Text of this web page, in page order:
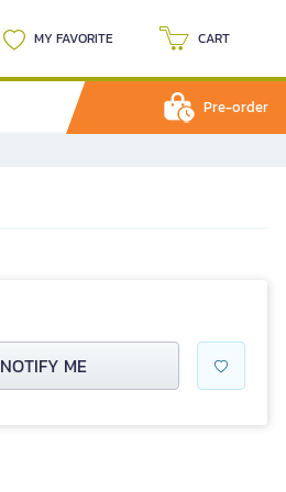
MY FAVORITE CART
Pre-order
NOTIFY ME